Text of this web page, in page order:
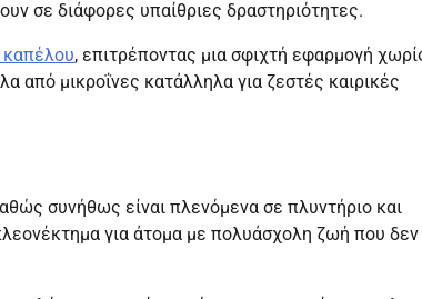
σε διάφορες υπαίθριες δραστηριότητες.
καπέλου, επιτρέποντας μια σφιχτή εφαρμογή
από μικροΐνες κατάλληλα για ζεστές καιρικές
συνήθως είναι πλενόμενα σε πλυντήριο και
για άτομα με πολυάσχολη ζωή που δεν